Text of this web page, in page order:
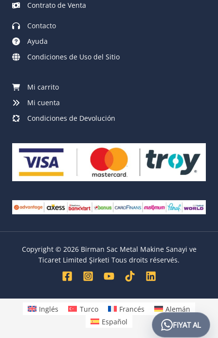
Contrato de Venta
Contacto
Ayuda
Condiciones de Uso del Sitio
Mi carrito
Mi cuenta
Condiciones de Devolución
Copyright © 2026 Birman Sac Metal Makine Sanayi ve
Ticaret Limited Şirketi Tous droits réservés.
Inglés Turco Francés
Alemán
Español
FIYAT AL